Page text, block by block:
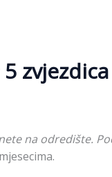
na odredište.